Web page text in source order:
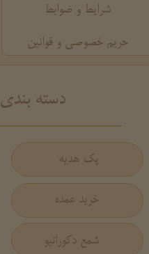
شمع دکوراتیو
پک هدیه
خرید عمده
​دسته
حریم خصوصی و قوانین
شرایط و ضوابط